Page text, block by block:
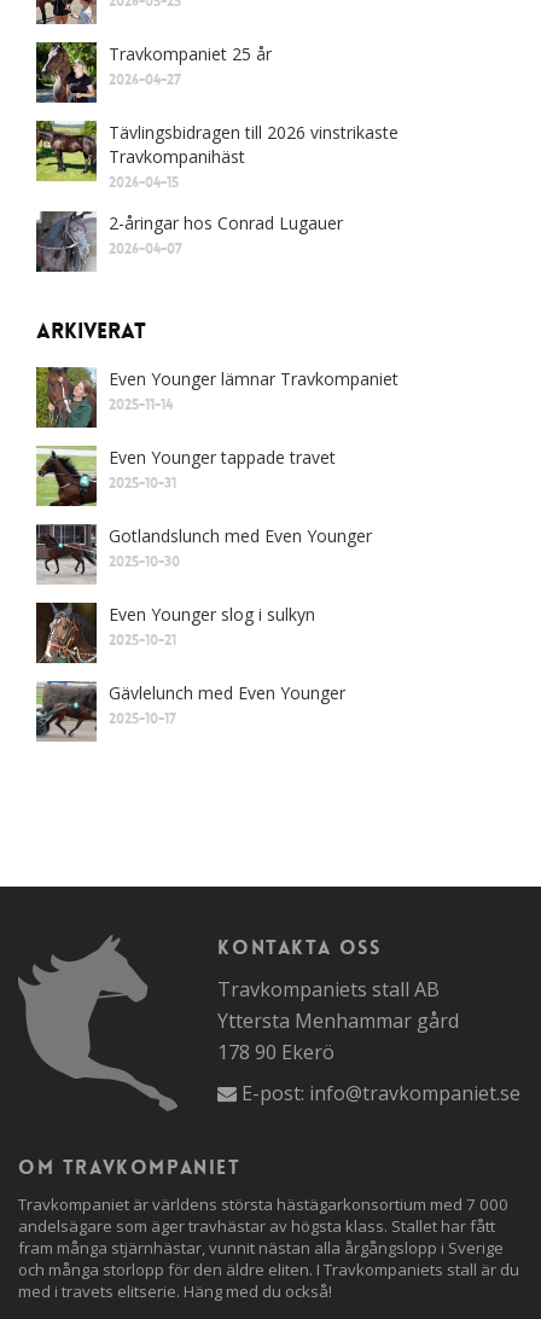
Travkompaniet 25 år
2026-04-27
Tävlingsbidragen till 2026 vinstrikaste
Travkompanihäst
2026-04-15
2-åringar hos Conrad Lugauer
2026-04-07
Arkiverat
Even Younger lämnar Travkompaniet
2025-11-14
Even Younger tappade travet
2025-10-31
Gotlandslunch med Even Younger
2025-10-30
Even Younger slog i sulkyn
2025-10-21
Gävlelunch med Even Younger
2025-10-17
Kontakta oss
Travkompaniets stall AB
Yttersta Menhammar gård
178 90 Ekerö
E-post: info@travkompaniet.se
Om travkompaniet
Travkompaniet är världens största hästägarkonsortium med 7 000
andelsägare som äger travhästar av högsta klass. Stallet har fått
fram många stjärnhästar, vunnit nästan alla årgångslopp i Sverige
och många storlopp för den äldre eliten. I Travkompaniets stall är du
med i travets elitserie. Häng med du också!